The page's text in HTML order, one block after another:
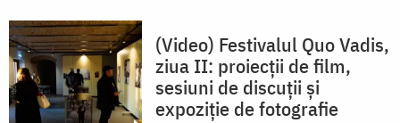
(Video) Festivalul Quo Vadis,
ziua II: proiecții de film,
sesiuni de discuții și
expoziție de fotografie